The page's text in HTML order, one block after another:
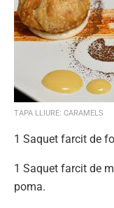
TAPA LLIURE: CARAMELS
1 Saquet farcit de
1 Saquet farcit de
poma.